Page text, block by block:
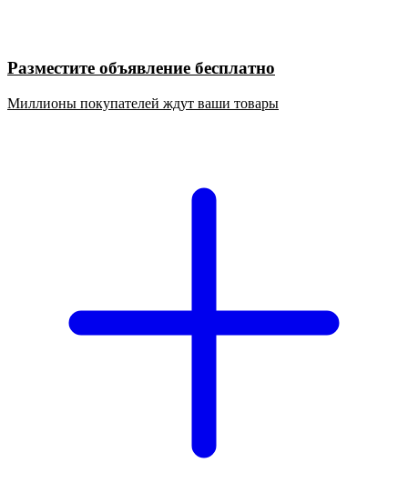
Разместите объявление бесплатно
Миллионы покупателей ждут ваши товары